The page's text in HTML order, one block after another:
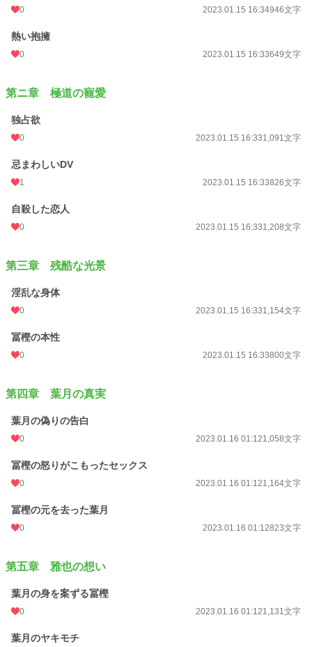
しかし、葉月の恋人山辺は葉月を諦めきれず付け狙う。
恋愛 16,186 位 / 66,314 件
お気に入り
文字数
初回公開日時
週間ポイント 147 pt (28,818 位)
月間ポイント
累計ポイント
0 2023.01.15 16:34946文字
熱い抱擁
0 2023.01.15 16:33649文字
第ニ章 極道の寵愛
独占欲
0 2023.01.15 16:331,091文字
忌まわしいDV
1 2023.01.15 16:33826文字
自殺した恋人
0 2023.01.15 16:331,208文字
第三章 残酷な光景
淫乱な身体
0 2023.01.15 16:331,154文字
冨樫の本性
0 2023.01.15 16:33800文字
第四章 葉月の真実
葉月の偽りの告白
0 2023.01.16 01:121,058文字
冨樫の怒りがこもったセックス
0 2023.01.16 01:121,164文字
冨樫の元を去った葉月
0 2023.01.16 01:12823文字
第五章 雅也の想い
葉月の身を案ずる冨樫
0 2023.01.16 01:121,131文字
葉月のヤキモチ